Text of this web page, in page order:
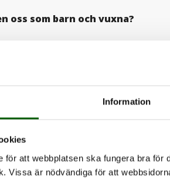
Information
för att webbplatsen ska fungera bra för
Vissa är nödvändiga för att
oss som barn och vuxna?
finns många andra vanliga
av just detta eftersom att samla
och affektiva utveckling.
exempelvis den
fysiska manipuleringen